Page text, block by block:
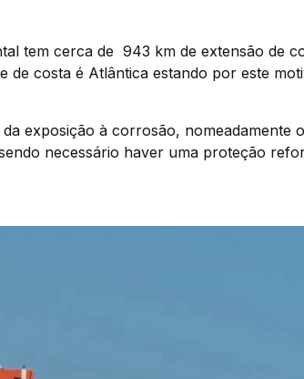
tem cerca de 943 km de extensão de
de costa é Atlântica estando por este
exposição à corrosão, nomeadamente
necessário haver uma proteção